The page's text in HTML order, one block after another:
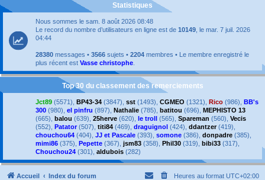
Statistiques
Nous sommes le sam. 8 août 2026 08:48
Le record du nombre d’utilisateurs en ligne est de 10149 , le mar. 7 juil. 2026
04:44
28380 messages • 3566 sujets • 2204 membres • Le membre enregistré le
plus récent est Vasse christophe
Top 30 du classement des remerciements
Jct89 (5571), BP43-34 (3847), sst (1493), CGMEO (1321), Rico (986), BB's
300 (980), el pinfru (897), Nathalie (785), batitou (696), MEPHISTO 13
(665), balou (639), 25herve (620), le troll (565), Spareman (560), Vecis
(552), Patator (507), titi84 (469), draguignol (424), ddantzer(419),
chouchou64 (404), JJ et Pascale (393), somone (386), donpadre (385),
mimi86 (375), Pepette (367), jsm83 (358), Phil30 (319), bibi33 (317),
Chouchou24 (301), aldubois (282)
Accueil Index du forum Heures au format UTC+02:00